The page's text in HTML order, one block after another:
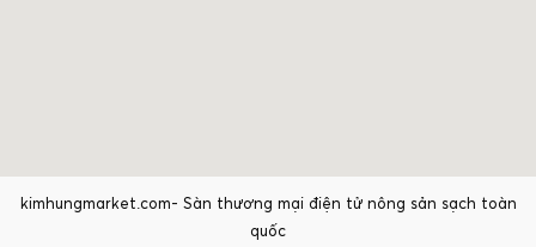
kimhungmarket.com- Sàn thương mại điện tử nông sản sạch toàn
quốc